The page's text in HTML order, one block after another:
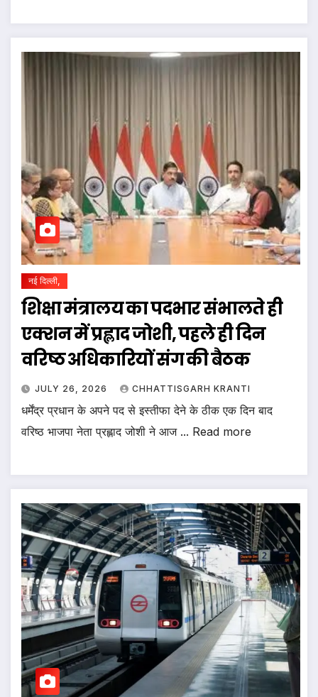
नई दिल्ली,
शिक्षा मंत्रालय का पदभार संभालते ही
एक्शन में प्रह्लाद जोशी, पहले ही दिन
वरिष्ठ अधिकारियों संग की बैठक
JULY 26, 2026 CHHATTISGARH KRANTI
धर्मेंद्र प्रधान के अपने पद से इस्तीफा देने के ठीक एक दिन बाद
वरिष्ठ भाजपा नेता प्रह्लाद जोशी ने आज ... Read more